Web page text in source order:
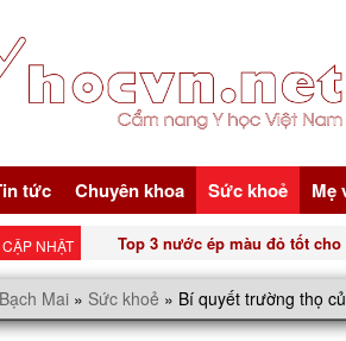
tức Chuyên khoa Sức khoẻ Mẹ
CẬP NHẬT Top 3 nước ép màu đỏ tốt
Mai » Sức khoẻ » Bí quyết trường thọ